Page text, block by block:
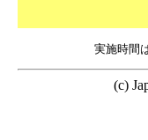
実施時間
(c)